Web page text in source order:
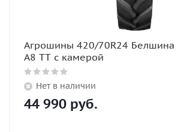
Агрошины 420/70R24 Белшина
А8 TT с камерой
Нет в наличии
44 990 руб.